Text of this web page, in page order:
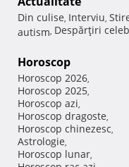
Din culise, Interviu,
autism, Despărţiri
Horoscop
Horoscop 2026,
Horoscop 2025,
Horoscop azi,
Horoscop dragoste,
Horoscop chinezesc,
Astrologie,
Horoscop lunar,